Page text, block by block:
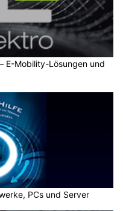
E-Mobility-Lösungen und
PCs und Server